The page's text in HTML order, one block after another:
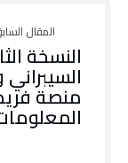
النسخة
منصة